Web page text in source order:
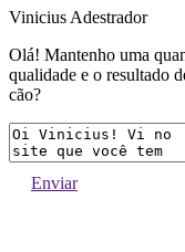
Vinicius Adestrador
Olá! Mantenho uma
qualidade e o resultado
cão?
Enviar